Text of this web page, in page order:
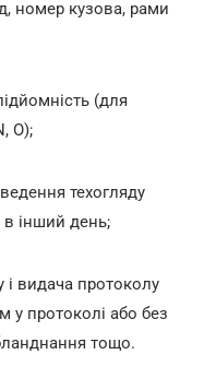
номер кузова, рами
(для
О);
техогляду
в інший день;
і видача протоколу
у протоколі або без
тощо.